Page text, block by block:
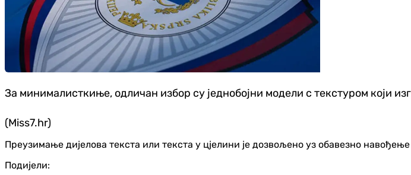
За минималисткиње, одличан избор су једнобојни модели с текстуром који
(Miss7.hr)
Преузимање дијелова текста или текста у цјелини је дозвољено уз обавезно
Подијели: